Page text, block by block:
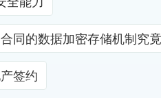
的数据加密存储机制究
签约